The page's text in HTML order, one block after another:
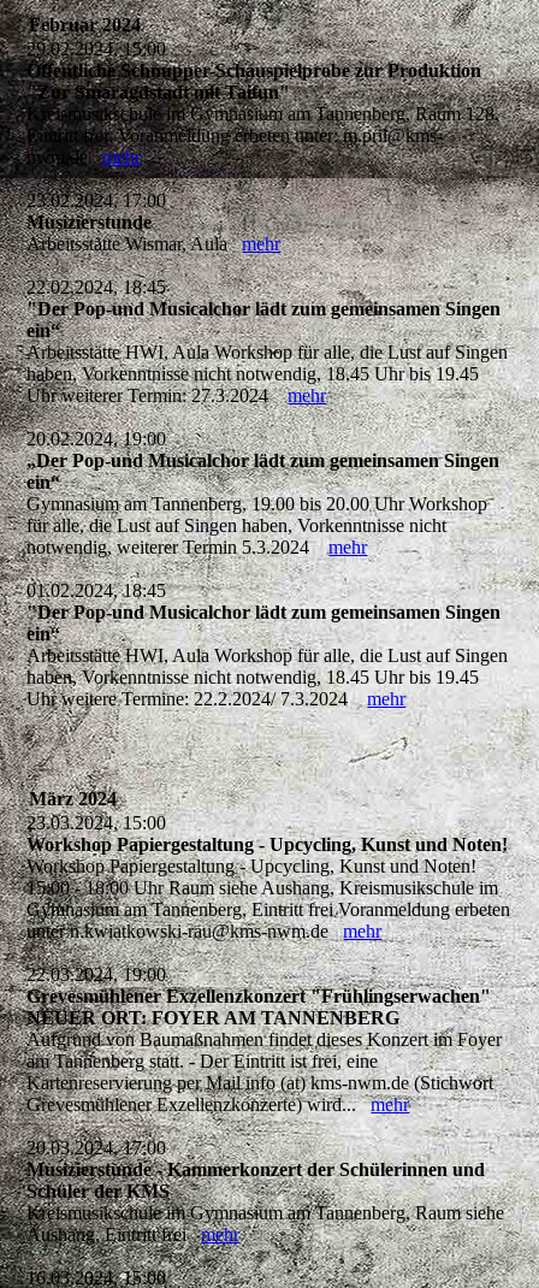
Februar 2024
29.02.2024, 15:00
Öffentliche Schnupper-Schauspielprobe zur Produktion
"Zur Smaragdstadt mit Taifun"
Kreismusikschule im Gymnasium am Tannenberg, Raum 128,
Eintritt frei, Voranmeldung erbeten unter: m.pril@kms-
nwm.demehr
23.02.2024, 17:00
Musizierstunde
Arbeitsstätte Wismar, Aulamehr
22.02.2024, 18:45
"Der Pop-und Musicalchor lädt zum gemeinsamen Singen
ein“
Arbeitsstätte HWI, Aula Workshop für alle, die Lust auf Singen
haben, Vorkenntnisse nicht notwendig, 18.45 Uhr bis 19.45
Uhr weiterer Termin: 27.3.2024mehr
20.02.2024, 19:00
„Der Pop-und Musicalchor lädt zum gemeinsamen Singen
ein“
Gymnasium am Tannenberg, 19.00 bis 20.00 Uhr Workshop
für alle, die Lust auf Singen haben, Vorkenntnisse nicht
notwendig, weiterer Termin 5.3.2024mehr
01.02.2024, 18:45
"Der Pop-und Musicalchor lädt zum gemeinsamen Singen
ein“
Arbeitsstätte HWI, Aula Workshop für alle, die Lust auf Singen
haben, Vorkenntnisse nicht notwendig, 18.45 Uhr bis 19.45
Uhr weitere Termine: 22.2.2024/ 7.3.2024mehr
März 2024
23.03.2024, 15:00
Workshop Papiergestaltung - Upcycling, Kunst und Noten!
Workshop Papiergestaltung - Upcycling, Kunst und Noten!
15:00 - 18:00 Uhr Raum siehe Aushang, Kreismusikschule im
Gymnasium am Tannenberg, Eintritt frei Voranmeldung erbeten
unter n.kwiatkowski-rau@kms-nwm.demehr
22.03.2024, 19:00
Grevesmühlener Exzellenzkonzert "Frühlingserwachen"
NEUER ORT: FOYER AM TANNENBERG
Aufgrund von Baumaßnahmen findet dieses Konzert im Foyer
am Tannenberg statt. - Der Eintritt ist frei, eine
Kartenreservierung per Mail info (at) kms-nwm.de (Stichwort
Grevesmühlener Exzellenzkonzerte) wird...mehr
20.03.2024, 17:00
Musizierstunde - Kammerkonzert der Schülerinnen und
Schüler der KMS
Kreismusikschule im Gymnasium am Tannenberg, Raum siehe
Aushang, Eintritt freimehr
16.03.2024, 15:00